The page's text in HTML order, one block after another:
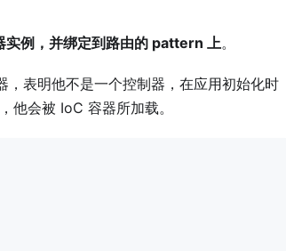
实例，并绑定到路由的 pattern 上。
，表明他不是一个控制器，在应用初始化时
他会被 IoC 容器所加载。